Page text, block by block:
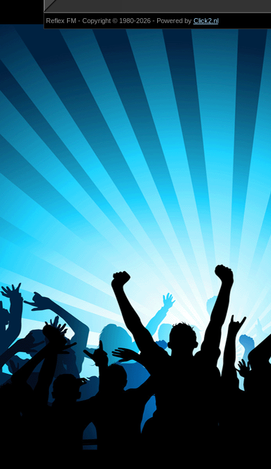
Reflex FM - Copyright © 1980-2026 - Powered by Click2.nl